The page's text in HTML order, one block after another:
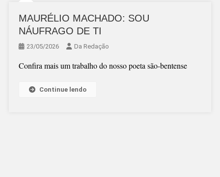
MAURÉLIO MACHADO: SOU
NÁUFRAGO DE TI
23/05/2026 Da Redação
Confira mais um trabalho do nosso poeta são-bentense
Continue lendo